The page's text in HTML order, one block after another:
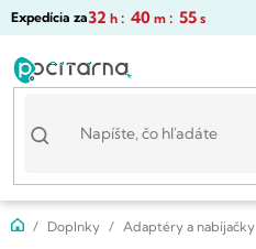
Prejsť
Expedícia za32 h : 40 m : 55 s
DomovDoplnky Adaptéry a nabíjačky